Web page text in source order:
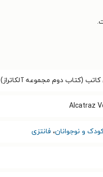
کاتب (کتاب دوم مجموعه آلکاتراز)
Alcatraz
و نوجوانان، فانتزی